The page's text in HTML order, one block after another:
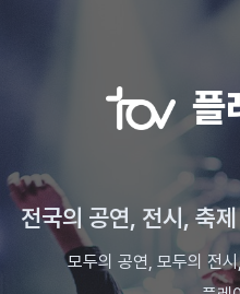
플
전국의 공연, 전시, 축
모두의 공연, 모두의 전